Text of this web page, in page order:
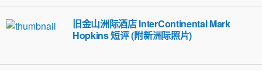
旧金山洲际酒店 InterContinental Mark
Hopkins 短评 (附新洲际照片)